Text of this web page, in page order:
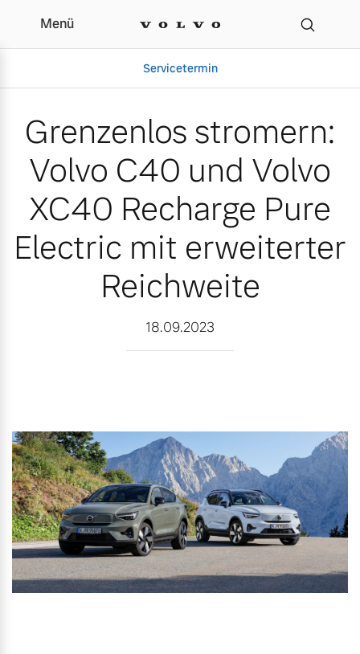
Grenzenlos stromern:
Menü
Servicetermin
Aktuelle Zubehörangebote
Volvo Gebrauchtwagenbörse
Aktuelle Zubehörangebote
Zubehörkatalog
Aktuelle Serviceangebote
Service by Volvo
Über uns
Grenzenlos stromern:
Volvo C40 und Volvo
XC40 Recharge Pure
Electric mit erweiterter
Reichweite
18.09.2023